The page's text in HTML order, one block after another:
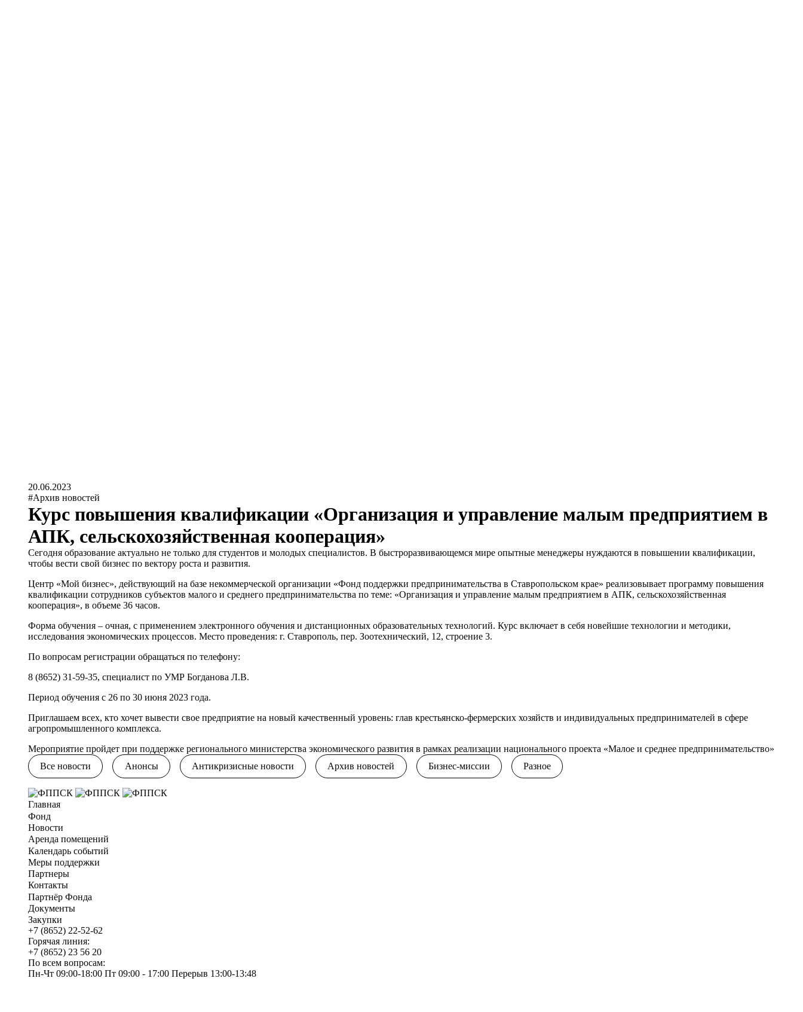
20.06.2023
#Архив новостей
Курс повышения квалификации «Организация и управление малым предприятием в
АПК, сельскохозяйственная кооперация»
Сегодня образование актуально не только для студентов и молодых специалистов. В быстроразвивающемся мире опытные менеджеры нуждаются в повышении квалификации,
чтобы вести свой бизнес по вектору роста и развития.
Центр «Мой бизнес», действующий на базе некоммерческой организации «Фонд поддержки предпринимательства в Ставропольском крае» реализовывает программу повышения
квалификации сотрудников субъектов малого и среднего предпринимательства по теме: «Организация и управление малым предприятием в АПК, сельскохозяйственная
кооперация», в объеме 36 часов.
Форма обучения – очная, с применением электронного обучения и дистанционных образовательных технологий. Курс включает в себя новейшие технологии и методики,
исследования экономических процессов. Место проведения: г. Ставрополь, пер. Зоотехнический, 12, строение 3.
По вопросам регистрации обращаться по телефону:
8 (8652) 31-59-35, специалист по УМР Богданова Л.В.
Период обучения с 26 по 30 июня 2023 года.
Приглашаем всех, кто хочет вывести свое предприятие на новый качественный уровень: глав крестьянско-фермерских хозяйств и индивидуальных предпринимателей в сфере
агропромышленного комплекса.
Мероприятие пройдет при поддержке регионального министерства экономического развития в рамках реализации национального проекта «Малое и среднее предпринимательство»
Все новости
Анонсы Антикризисные новости Архив новостей Бизнес-миссии Разное
Главная
Фонд
Новости
Аренда помещений
Календарь событий
Меры поддержки
Партнеры
Контакты
Партнёр Фонда
Документы
Закупки
+7 (8652) 22-52-62
Горячая линия:
+7 (8652) 23 56 20
По всем вопросам:
Пн-Чт 09:00-18:00 Пт 09:00 - 17:00 Перерыв 13:00-13:48